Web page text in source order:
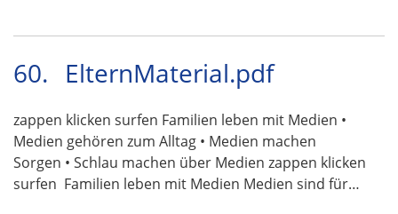
60. ElternMaterial.pdf
zappen klicken surfen Familien leben mit Medien •
Medien gehören zum Alltag • Medien machen
Sorgen • Schlau machen über Medien zappen klicken
surfen  Familien leben mit Medien Medien sind für…